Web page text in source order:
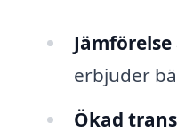
erbjuder
Ökad